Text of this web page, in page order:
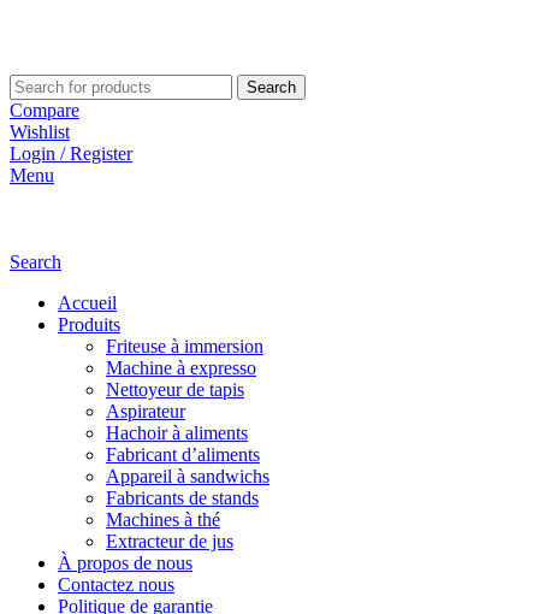
Search
Compare
Wishlist
Login / Register
Menu
Search
Accueil
Produits
Friteuse à immersion
Machine à expresso
Nettoyeur de tapis
Aspirateur
Hachoir à aliments
Fabricant d’aliments
Appareil à sandwichs
Fabricants de stands
Machines à thé
Extracteur de jus
À propos de nous
Contactez nous
Politique de garantie